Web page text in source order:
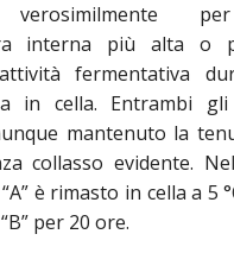
verosimilmente
interna più alta o
fermentativa
in cella. Entrambi
mantenuto la
collasso evidente.
è rimasto in cella a 5
per 20 ore.